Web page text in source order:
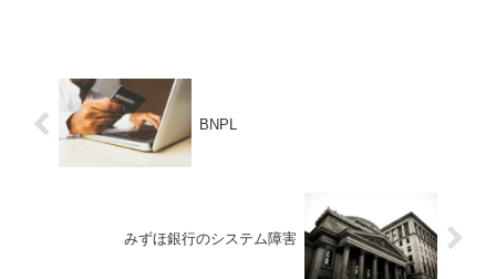
BNPL
みずほ銀行のシステム障害